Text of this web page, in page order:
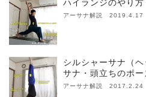
ハイランジのやり
アーサナ解説 2019.4.17
シルシャーサナ（
サナ・頭立ちのポ
アーサナ解説 2017.2.24